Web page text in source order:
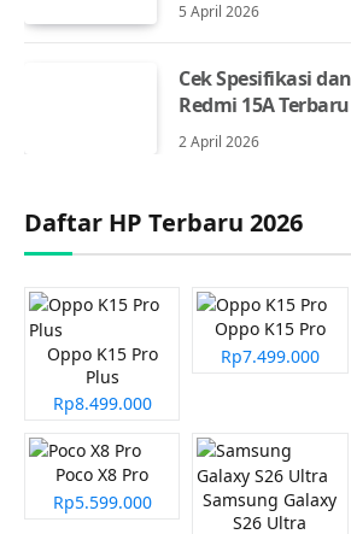
5 April 2026
Cek Spesifikasi
Redmi 15A Terbaru
2 April 2026
Daftar HP Terbaru 2026
Oppo K15 Pro
Plus
Rp8.499.000
Oppo K15 Pro
Rp7.499.000
Poco X8 Pro
Rp5.599.000
Samsung Galaxy
S26 Ultra